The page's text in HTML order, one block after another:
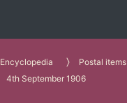
Encyclopedia Postal items
4th September 1906